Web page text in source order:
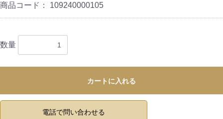
商品コード： 109240000105
数量
カートに入れる
電話で問い合わせる